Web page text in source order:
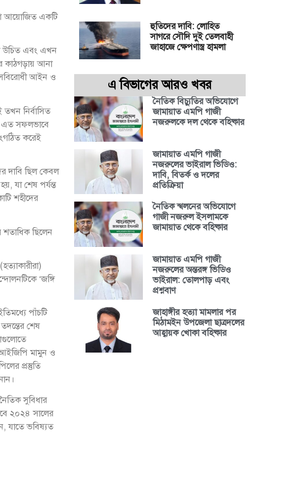
আয়োজিত একটি
উচিত এবং এখন
কাঠগড়ায় আনা
আইন ও
নির্বাসিত
এত সফলভাবে
করেই
দাবি ছিল কেবল
যা শেষ পর্যন্ত
শহীদের
শতাধিক ছিলেন
‘জঙ্গি
পাঁচটি
শেষ
আইজিপি মামুন ও
প্রস্তুতি
সুবিধার
২০২৪ সালের
যাতে ভবিষ্যত
হুতিদের দাবি: লোহিত
সাগরে সৌদি দুই তেলবাহী
জাহাজে ক্ষেপণাস্ত্র হামলা
এ বিভাগের আরও খবর
নৈতিক বিচ্যুতির অভিযোগে
জামায়াত এমপি গাজী
নজরুলকে দল থেকে বহিষ্কার
জামায়াত এমপি গাজী
নজরুলের ভাইরাল ভিডিও:
দাবি, বিতর্ক ও দলের
প্রতিক্রিয়া
নৈতিক স্খলনের অভিযোগে
গাজী নজরুল ইসলামকে
জামায়াত থেকে বহিষ্কার
জামায়াত এমপি গাজী
নজরুলের অন্তরঙ্গ ভিডিও
ভাইরাল: তোলপাড় এবং
প্রশ্নবাণ
জাহাঙ্গীর হত্যা মামলার পর
মিঠামইন উপজেলা ছাত্রদলের
আহ্বায়ক খোকা বহিষ্কার